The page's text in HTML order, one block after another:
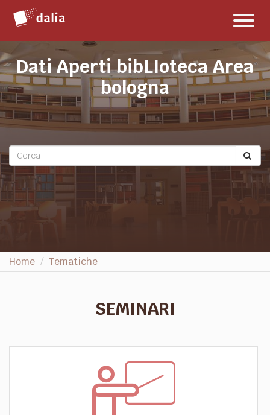
contenuto
Dati Aperti bibLIoteca Area
bologna
Home Tematiche
SEMINARI